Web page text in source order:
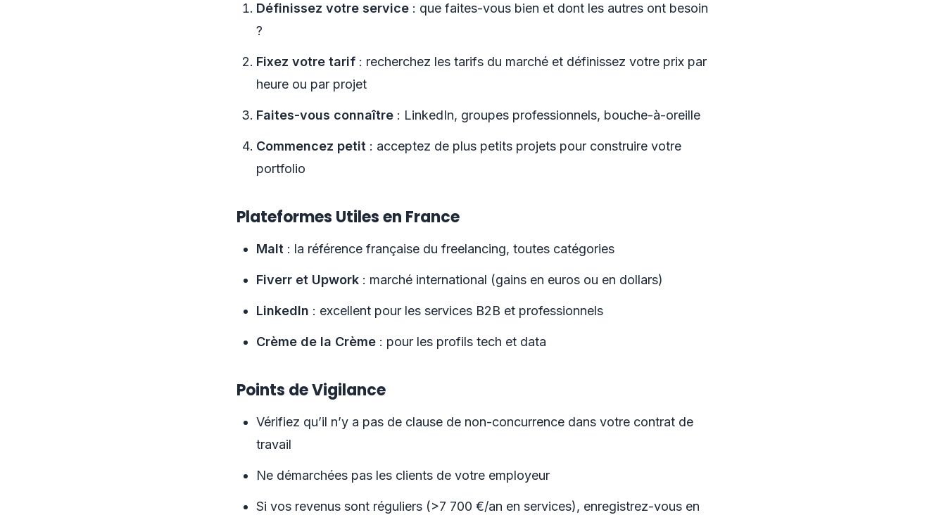
Définissez votre service : que faites-vous bien et dont les autres ont besoin
?
Fixez votre tarif : recherchez les tarifs du marché et définissez votre prix par
heure ou par projet
Faites-vous connaître : LinkedIn, groupes professionnels, bouche-à-oreille
Commencez petit : acceptez de plus petits projets pour construire votre
portfolio
Plateformes Utiles en France
Malt : la référence française du freelancing, toutes catégories
Fiverr et Upwork : marché international (gains en euros ou en dollars)
LinkedIn : excellent pour les services B2B et professionnels
Crème de la Crème : pour les profils tech et data
Points de Vigilance
Vérifiez qu’il n’y a pas de clause de non-concurrence dans votre contrat de
travail
Ne démarchées pas les clients de votre employeur
Si vos revenus sont réguliers (>7 700 €/an en services), enregistrez-vous en